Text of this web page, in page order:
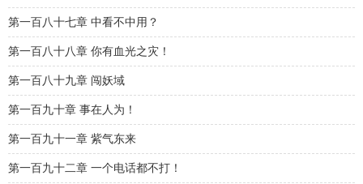
第一百八十七章 中看不中用？
第一百八十八章 你有血光之灾！
第一百八十九章 闯妖域
第一百九十章 事在人为！
第一百九十一章 紫气东来
第一百九十二章 一个电话都不打！